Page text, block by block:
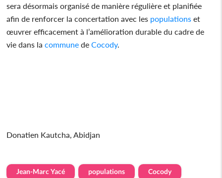
sera désormais organisé de manière régulière et planifiée
afin de renforcer la concertation avec les populations et
œuvrer efficacement à l’amélioration durable du cadre de
vie dans lacommune deCocody.
Donatien Kautcha, Abidjan
Jean-Marc Yacé populations Cocody